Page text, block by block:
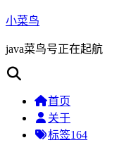
小菜鸟
java菜鸟号正在起航
首页
关于
标签164